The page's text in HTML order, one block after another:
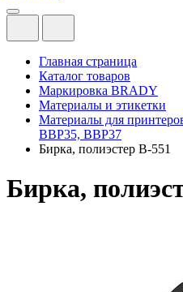
Главная страница
Каталог товаров
Маркировка BRADY
Материалы и этикетки
Материалы для
BBP35, BBP37
Бирка, полиэстер В-551
Бирка,